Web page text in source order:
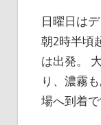
日曜日は
朝2時半頃
は出発。
り、濃霧
場へ到着